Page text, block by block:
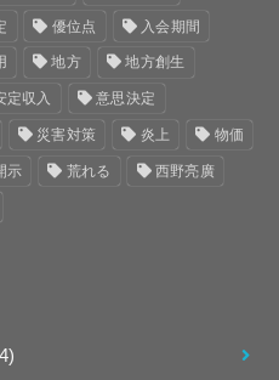
優位点 入会期間
地方 地方創生
定収入 意思決定
災害対策 炎上 物価
示 荒れる 西野亮廣